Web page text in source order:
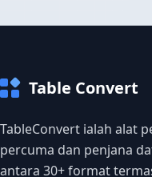
Table Convert
TableConvert ialah alat
percuma dan penjana
antara 30+ format